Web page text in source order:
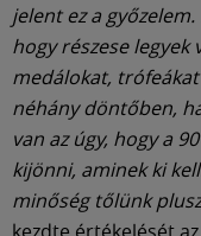
jelent ez a
hogy részese legyek
medálokat,
néhány döntőben,
van az úgy, hogy a
kijönni, aminek ki
minőség tőlünk